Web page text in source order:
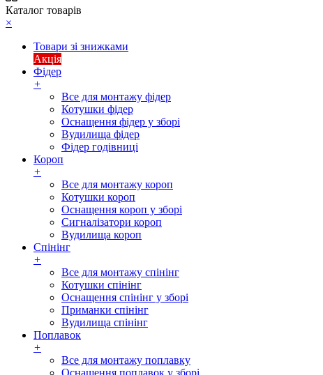
Каталог товарів
×
Товари зі знижками
Акція
Фідер
+
Все для монтажу фідер
Котушки фідер
Оснащення фідер у зборі
Вудилища фідер
Фідер годівниці
Короп
+
Все для монтажу короп
Котушки короп
Оснащення короп у зборі
Сигналізатори короп
Вудилища короп
Спінінг
+
Все для монтажу спінінг
Котушки спінінг
Оснащення спінінг у зборі
Приманки спінінг
Вудилища спінінг
Поплавок
+
Все для монтажу поплавку
Оснащення поплавок у зборі